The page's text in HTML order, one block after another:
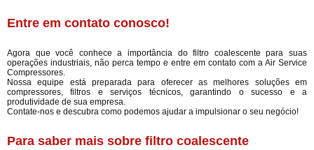
Entre em contato conosco!
Agora que você conhece a importância do filtro coalescente para suas
operações industriais, não perca tempo e entre em contato com a Air Service
Compressores.
Nossa equipe está preparada para oferecer as melhores soluções em
compressores, filtros e serviços técnicos, garantindo o sucesso e a
produtividade de sua empresa.
Contate-nos e descubra como podemos ajudar a impulsionar o seu negócio!
Para saber mais sobre filtro coalescente